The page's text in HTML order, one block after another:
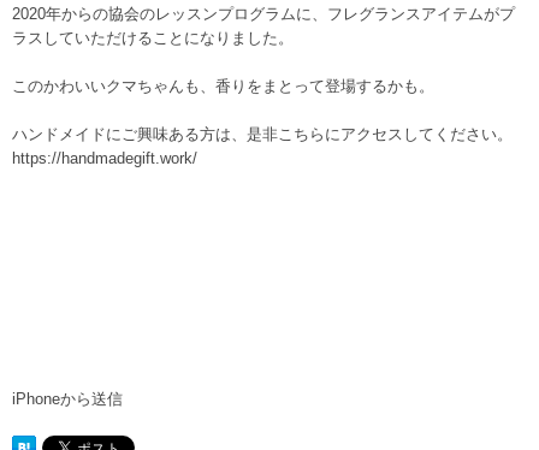
2020年からの協会のレッスンプログラムに、フレグランスアイテムがプ
ラスしていただけることになりました。
このかわいいクマちゃんも、香りをまとって登場するかも。
ハンドメイドにご興味ある方は、是非こちらにアクセスしてください。
https://handmadegift.work/
iPhoneから送信